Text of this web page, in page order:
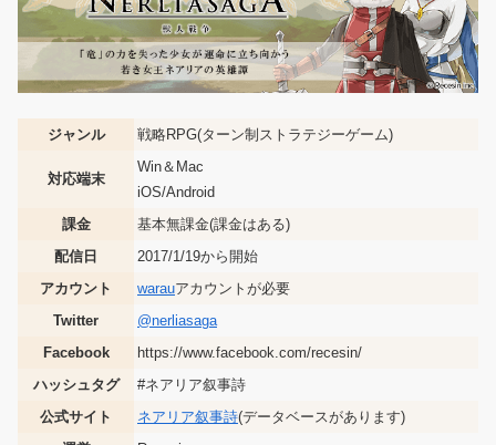
ジャンル 戦略RPG(ターン制ストラテジーゲーム)
対応端末
Win＆Mac
iOS/Android
課金
基本無課金(課金はある)
配信日
2017/1/19から開始
アカウント
warauアカウントが必要
Twitter
@nerliasaga
Facebook
https://www.facebook.com/recesin/
ハッシュタグ
#ネアリア叙事詩
公式サイト
ネアリア叙事詩(データベースがあります)